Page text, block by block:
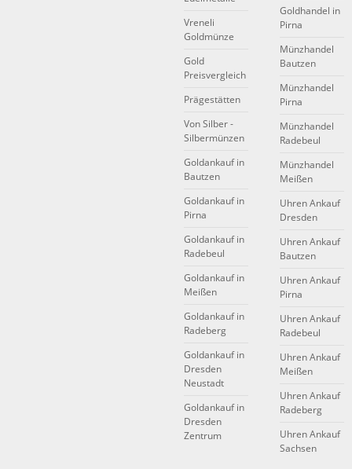
Vreneli
Goldmünze
Gold
Preisvergleich
Prägestätten
Von Silber -
Silbermünzen
Goldankauf in
Bautzen
Goldankauf in
Pirna
Goldankauf in
Radebeul
Goldankauf in
Meißen
Goldankauf in
Radeberg
Goldankauf in
Dresden
Neustadt
Goldankauf in
Dresden
Zentrum
Goldhandel in
Pirna
Münzhandel
Bautzen
Münzhandel
Pirna
Münzhandel
Radebeul
Münzhandel
Meißen
Uhren Ankauf
Dresden
Uhren Ankauf
Bautzen
Uhren Ankauf
Pirna
Uhren Ankauf
Radebeul
Uhren Ankauf
Meißen
Uhren Ankauf
Radeberg
Uhren Ankauf
Sachsen